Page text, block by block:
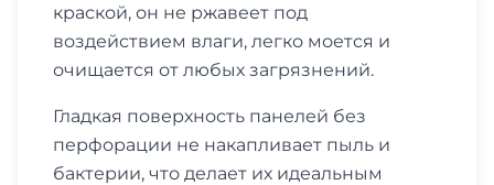
краской, он не ржавеет под
воздействием влаги, легко моется и
очищается от любых загрязнений.
Гладкая поверхность панелей без
перфорации не накапливает пыль и
бактерии, что делает их идеальным